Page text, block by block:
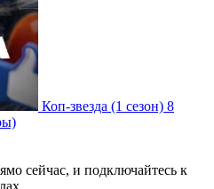
Коп-звезда (1 сезон) 8
сейчас, и подключайтесь к